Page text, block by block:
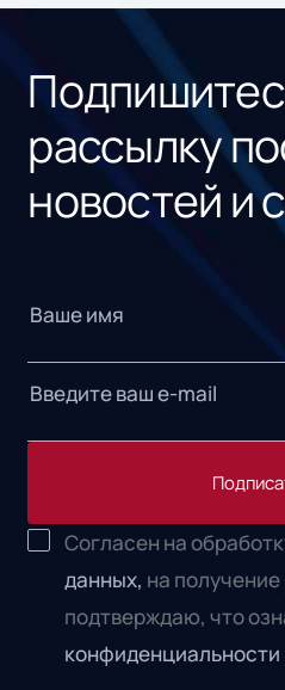
рассылку
новостей и
Согласен на
данных, на получение
подтверждаю, что